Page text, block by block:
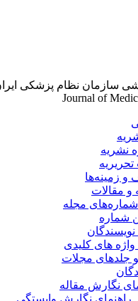
سازمان نظام پزشکی ایران
Journal of
نشریه
و زمینه‌ها
مقالات
مجله
شماره
نویسندگان
واژه های کلیدی
جلدهای مجلات
نگارش مقاله
راهنمای نگارش وابستگی